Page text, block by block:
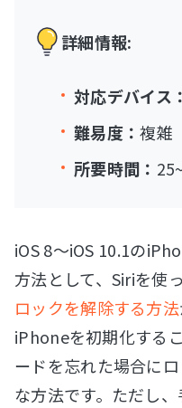
詳細情報:
対応デバイス：
難易度：複雑
所要時間：
iOS 8～iOS 10.1の
方法として、Siriを使
ロックを解除する方法
iPhoneを初期化する
ードを忘れた場合に
な方法です。ただし